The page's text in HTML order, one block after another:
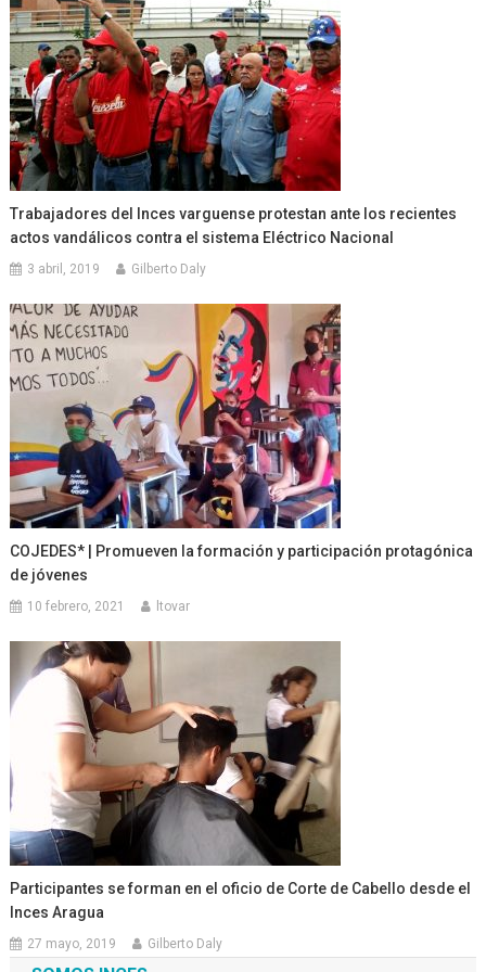
Trabajadores del Inces varguense protestan ante los recientes
actos vandálicos contra el sistema Eléctrico Nacional
3 abril, 2019 Gilberto Daly
COJEDES* | Promueven la formación y participación protagónica
de jóvenes
10 febrero, 2021 ltovar
Participantes se forman en el oficio de Corte de Cabello desde el
Inces Aragua
27 mayo, 2019 Gilberto Daly